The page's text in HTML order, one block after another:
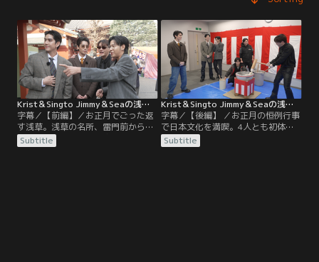
Krist＆Singto Jimmy＆Seaの浅草でお正月体験 【前編】
字幕／【前編】／お正月でごった返
す浅草。浅草の名所、雷門前からス
タートし仲見世通りを抜けて浅草寺
で初詣＆おみくじ。隣の浅草神社で
Subtitle
Krist＆Singto Jimmy＆Seaの浅草でお正月体験 【後編】
字幕／【後編】 ／お正月の恒例行事
で日本文化を満喫。4人とも初体験
の本格的な餅つきでエキサイト！！
つきたてのお餅を定番から変わり種
Subtitle